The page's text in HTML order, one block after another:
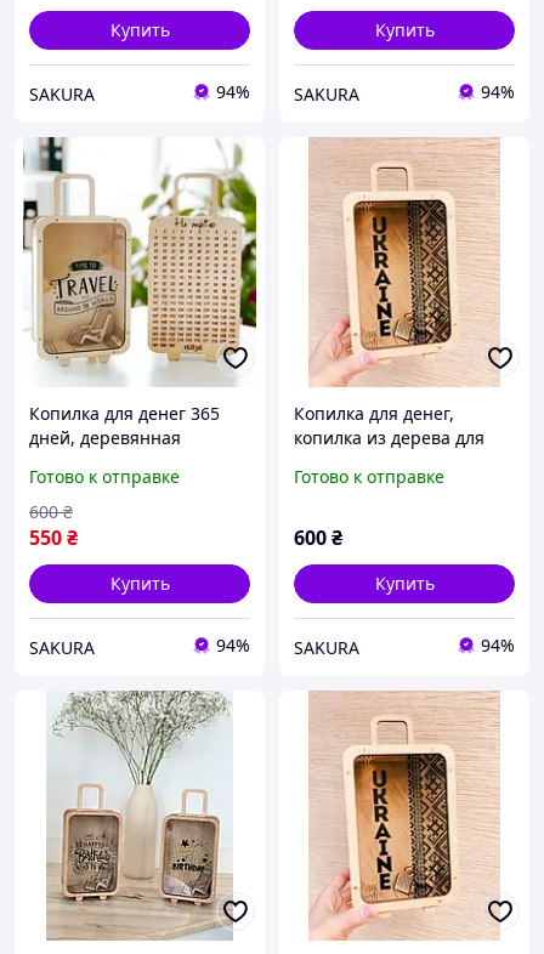
Купить
SAKURA 94%
Купить
SAKURA 94%
Копилка для денег 365
дней, деревянная
копилка из дерева
Готово к отправке
550₴
600 ₴
Купить
SAKURA 94%
Копилка для денег,
копилка из дерева для
Готово к отправке
600₴
Купить
SAKURA 94%